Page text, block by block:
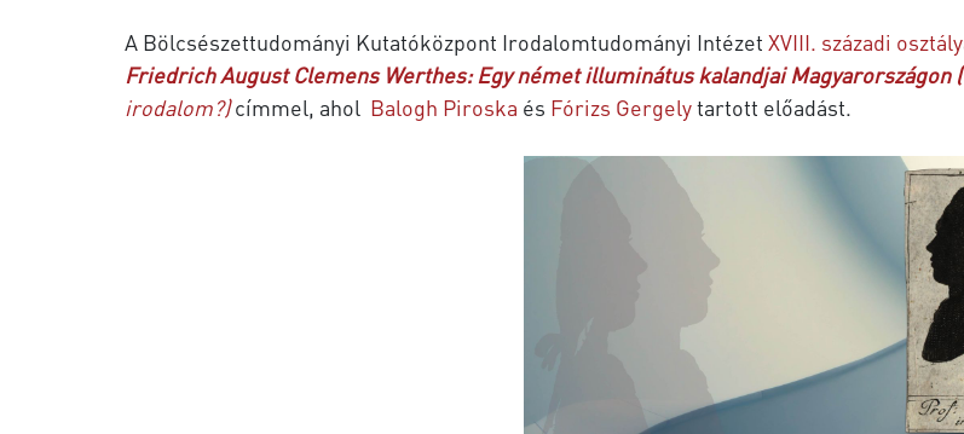
A Bölcsészettudományi Kutatóközpont Irodalomtudományi Intézet XVIII. századi osztály
Friedrich August Clemens Werthes: Egy német illuminátus kalandjai Magyarországon
irodalom?)címmel, ahol Balogh Piroska és Fórizs Gergelytartott előadást.